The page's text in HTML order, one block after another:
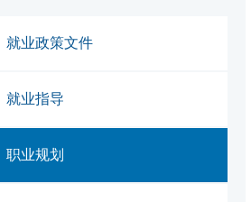
就业政策文件
就业指导
职业规划